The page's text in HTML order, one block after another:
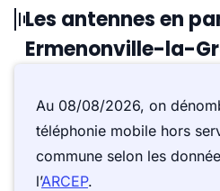
Les antennes en
Ermenonville-la-
Au 08/08/2026, on
téléphonie mobile hors
commune selon les
l’ARCEP.